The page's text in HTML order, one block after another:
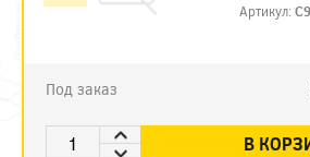
Артикул:
Под заказ
В